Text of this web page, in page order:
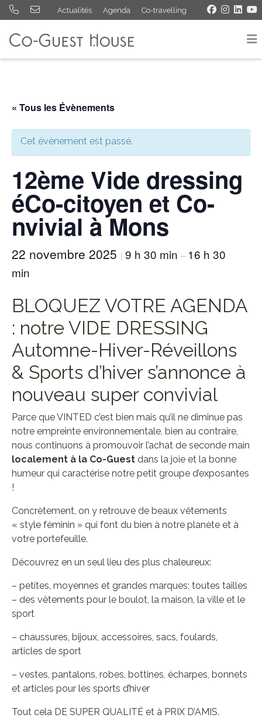
Actualités Agenda Co-travelling
« Tous les Évènements
Cet évènement est passé.
12ème Vide dressing
éCo-citoyen et Co-
nvivial à Mons
22 novembre 2025 | 9 h 30 min – 16 h 30
min
BLOQUEZ VOTRE AGENDA
: notre VIDE DRESSING
Automne-Hiver-Réveillons
& Sports d’hiver s’annonce à
nouveau super convivial
Parce que VINTED c’est bien mais qu’il ne diminue pas
notre empreinte environnementale, bien au contraire,
nous continuons à promouvoir l’achat de seconde main
localement à la Co-Guest dans la joie et la bonne
humeur qui caractérise notre petit groupe d’exposantes
!
Concrètement, on y retrouve de beaux vêtements
« style féminin » qui font du bien à notre planète et à
votre portefeuille.
Découvrez en un seul lieu des plus chaleureux:
– petites, moyennes et grandes marques; toutes tailles
– des vêtements pour le boulot, la maison, la ville et le
sport
– chaussures, bijoux, accessoires, sacs, foulards,
articles de sport
– vestes, pantalons, robes, bottines, écharpes, bonnets
et articles pour les sports d’hiver
Tout cela DE SUPER QUALITÉ et à PRIX D’AMIS.